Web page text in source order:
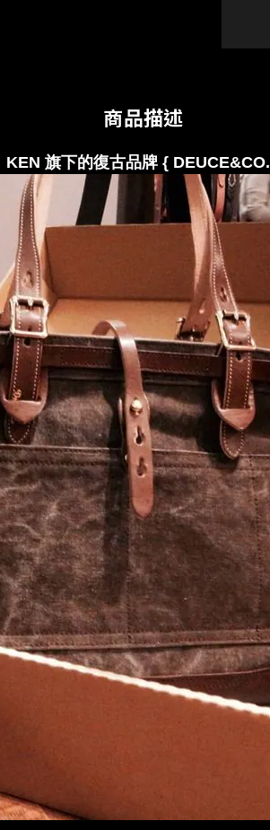
商品描述
KEN 旗下的復古品牌 { DEUCE&CO.